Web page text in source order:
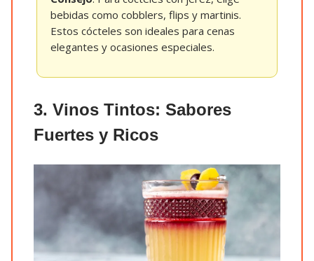
bebidas como cobblers, flips y martinis.
Estos cócteles son ideales para cenas
elegantes y ocasiones especiales.
3. Vinos Tintos: Sabores
Fuertes y Ricos